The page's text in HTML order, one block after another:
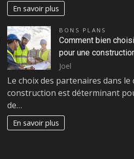
En savoir plus
BONS PLANS
Comment bien
pour une
Joel
Le choix des partenaires dans le
construction est déterminant
de…
En savoir plus